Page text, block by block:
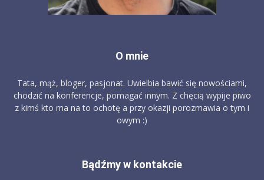
O mnie
Tata, mąż, bloger, pasjonat. Uwielbia bawić się nowościami,
chodzić na konferencje, pomagać innym. Z chęcią wypije piwo
z kimś kto ma na to ochotę a przy okazji porozmawia o tym i
owym :)
Bądźmy w kontakcie